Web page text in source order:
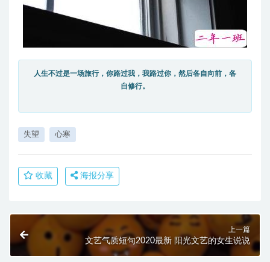
人生不过是一场旅行，你路过我，我路过你，然后各自向前，各
自修行。
失望 心寒
收藏 海报分享
上一篇
文艺气质短句2020最新 阳光文艺的女生说说